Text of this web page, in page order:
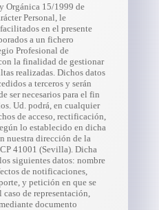
Orgánica 15/1999 de
Personal, le
en el presente
a un fichero
Profesional de
la finalidad de gestionar
realizadas. Dichos datos
a terceros y serán
ser necesarios para el fin
Ud. podrá, en cualquier
de acceso, rectificación,
lo establecido en dicha
nuestra dirección de la
41001 (Sevilla). Dicha
siguientes datos: nombre
de notificaciones,
y petición en que se
de representación,
documento